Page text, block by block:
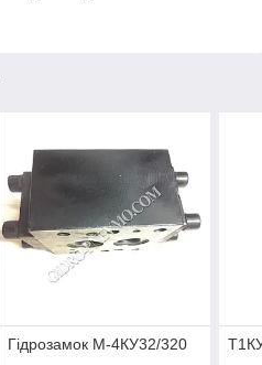
Гідрозамок М-4КУ32/320